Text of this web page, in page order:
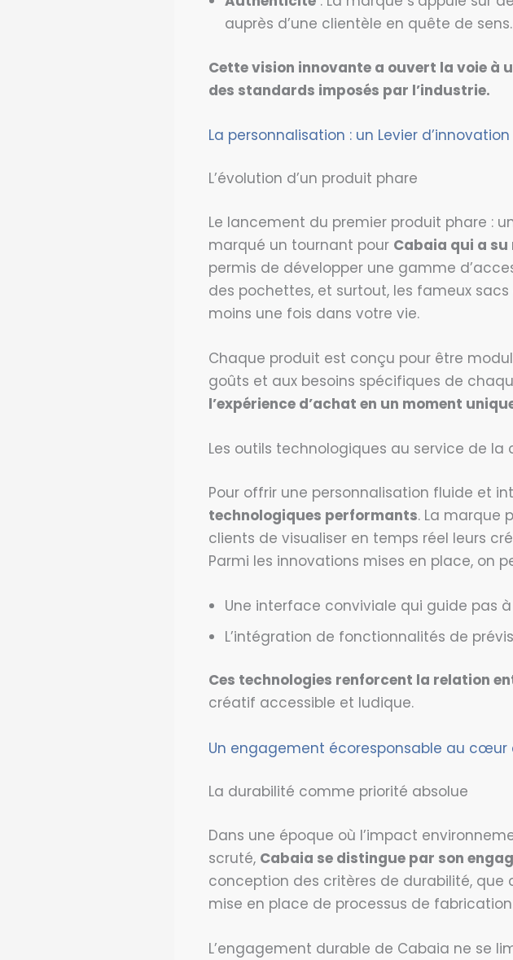
auprès d’une clientèle en quête de sens.
Cette vision innovante a ouvert la voie à
des standards imposés par l’industrie.
La personnalisation : un Levier
L’évolution d’un produit phare
Le lancement du premier produit phare :
marqué un tournant pour Cabaia qui a
permis de développer une gamme
des pochettes, et surtout, les fameux
moins une fois dans votre vie.
Chaque produit est conçu pour être
goûts et aux besoins spécifiques de
l’expérience d’achat en un moment
Les outils technologiques au service de la
Pour offrir une personnalisation fluide et
technologiques performants. La marque
clients de visualiser en temps réel leurs
Parmi les innovations mises en place, on
Une interface conviviale qui guide pas
L’intégration de fonctionnalités de
Ces technologies renforcent la relation
créatif accessible et ludique.
Un engagement écoresponsable au cœur
La durabilité comme priorité absolue
Dans une époque où l’impact
scruté, Cabaia se distingue par son
conception des critères de durabilité,
mise en place de processus de
L’engagement durable de Cabaia ne se